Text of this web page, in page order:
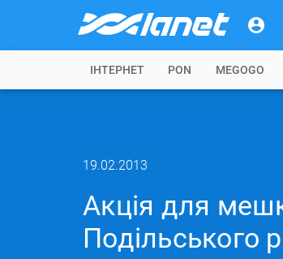
IНТЕРНЕТ PON MEGOGO
19.02.2013
Акція для
Подільського